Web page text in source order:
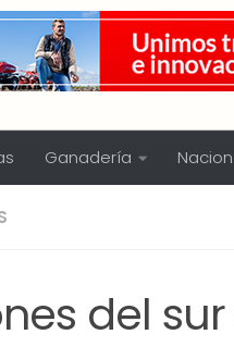
Ganadería
del